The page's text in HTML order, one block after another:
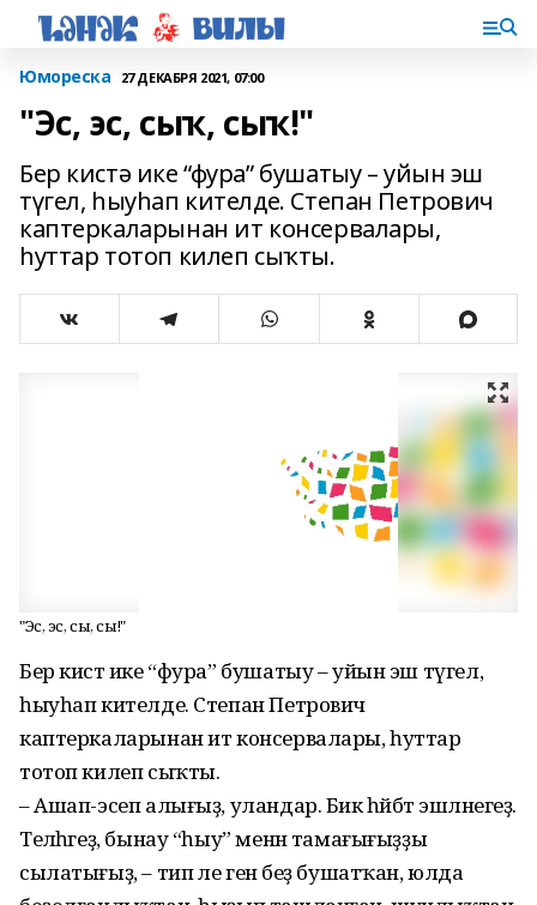
Юмореска 27 ДЕКАБРЯ 2021, 07:00
"Эс, эс, сыҡ, сыҡ!"
Бер кистә ике “фура” бушатыу – уйын эш
түгел, һыуһап кителде. Степан Петрович
каптеркаларынан ит консервалары,
һуттар тотоп килеп сыҡты.
"Эс, эс, сыҡ, сыҡ!"
Бер кистә ике “фура” бушатыу – уйын эш түгел,
һыуһап кителде. Степан Петрович
каптеркаларынан ит консервалары, һуттар
тотоп килеп сыҡты.
– Ашап-эсеп алығыҙ, уландар. Бик һәйбәт эшләнегеҙ.
Теләһәгеҙ, бынау “һыу” менән тамағығыҙҙы
сылатығыҙ, – тип әле генә беҙ бушатҡан, юлда